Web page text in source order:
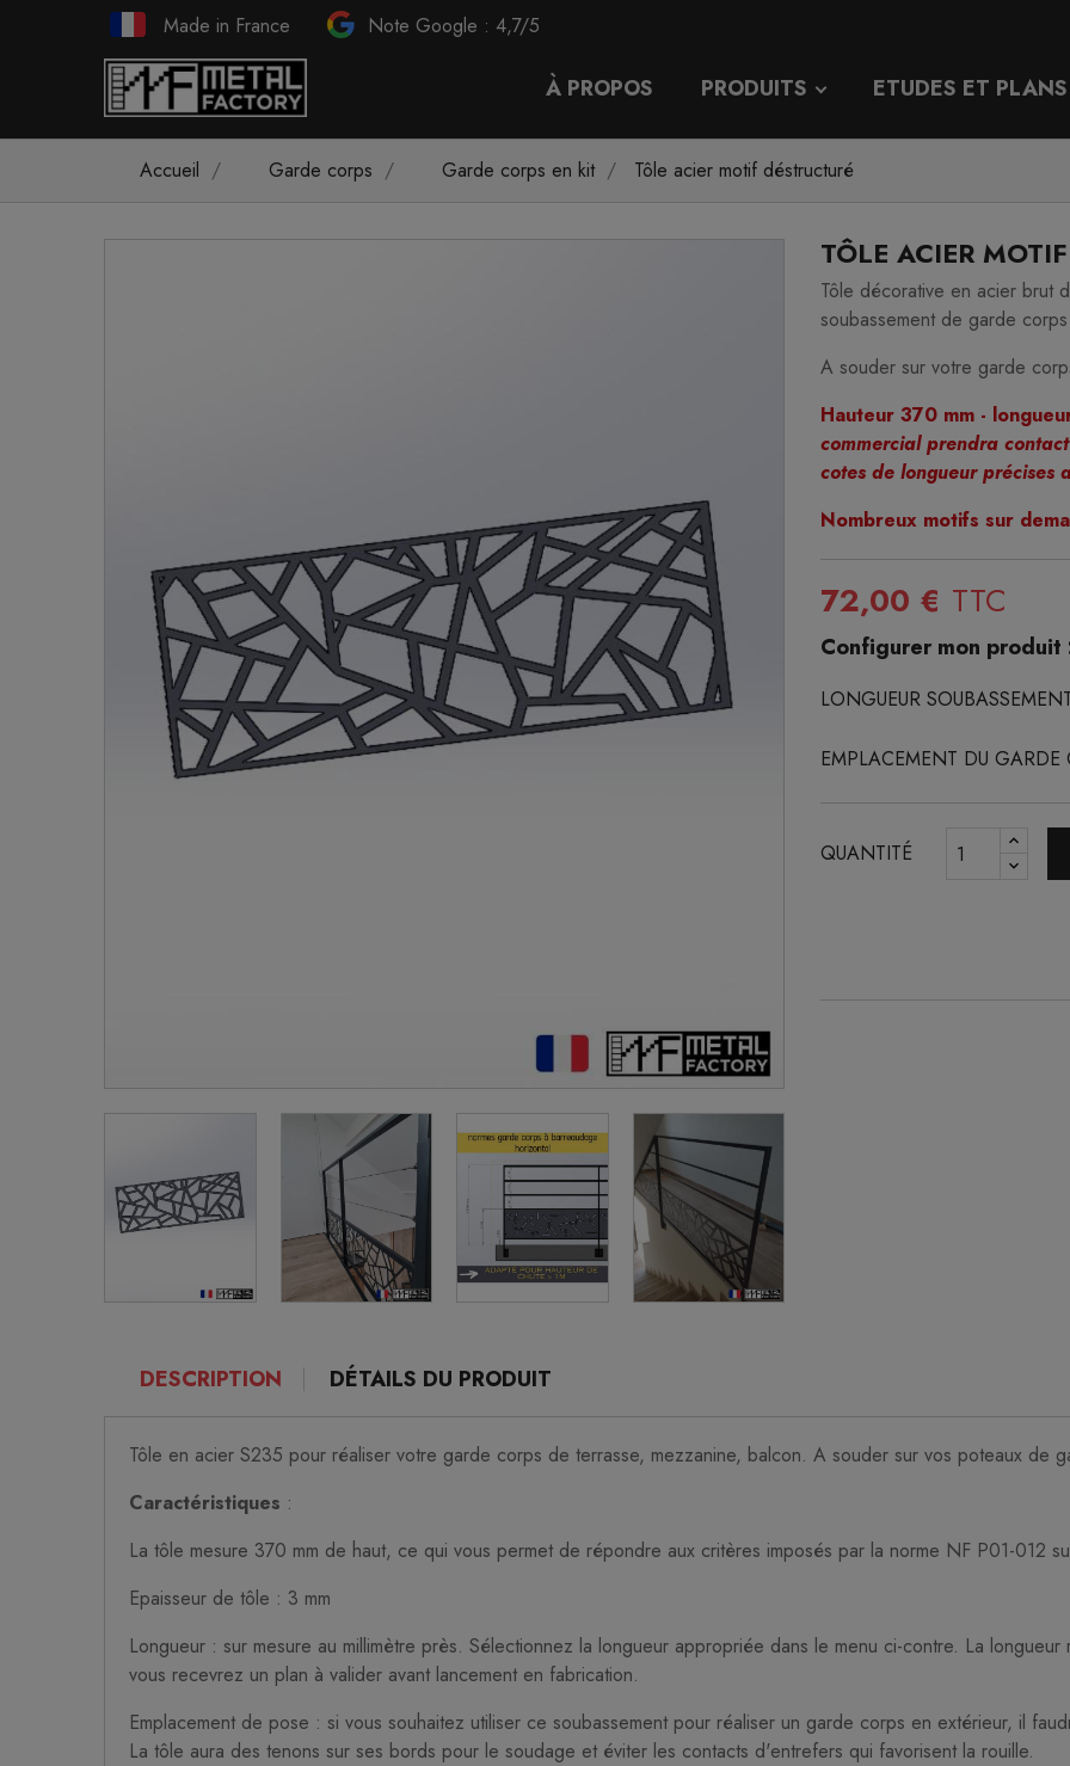
Made in France Note Google : 4,7/5
À PROPOS PRODUITS ETUDES ET PLANS
Accueil Garde corps Garde corps en kit Tôle acier motif déstructuré
TÔLE ACIER
Tôle décorative en acier brut
soubassement de garde
A souder sur votre garde
Hauteur 370 mm -
commercial prendra
cotes de longueur précises
Nombreux motifs sur
72,00 € TTC
Configurer mon produit
LONGUEUR
EMPLACEMENT DU GARDE
QUANTITÉ
DESCRIPTION DÉTAILS DU PRODUIT
Tôle en acier S235 pour réaliser votre garde corps de terrasse, mezzanine, balcon. A souder sur vos poteaux de
Caractéristiques :
La tôle mesure 370 mm de haut, ce qui vous permet de répondre aux critères imposés par la norme NF P01-012
Epaisseur de tôle : 3 mm
Longueur : sur mesure au millimètre près. Sélectionnez la longueur appropriée dans le menu ci-contre. La
vous recevrez un plan à valider avant lancement en fabrication.
Emplacement de pose : si vous souhaitez utiliser ce soubassement pour réaliser un garde corps en extérieur, il
La tôle aura des tenons sur ses bords pour le soudage et éviter les contacts d'entrefers qui favorisent la rouille.